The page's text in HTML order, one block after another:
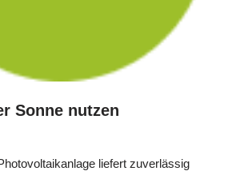
Sonne nutzen
liefert zuverlässig